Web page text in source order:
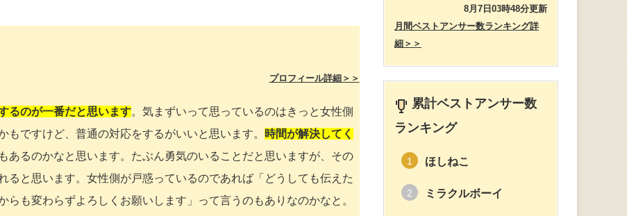
プロフィール詳細＞＞
るのが一番だと思います。気まずいって思っているのはきっと女性側
ですけど、普通の対応をするがいいと思います。
時間が解決してく
あるのかなと思います。たぶん勇気のいることだと思いますが、その
ると思います。女性側が戸惑っているのであれば「どうしても伝えた
も変わらずよろしくお願いします」って言うのもありなのかなと。
8月7日03時48分更新
月間ベストアンサー数ランキング詳
細＞＞
累計ベストアンサー数
ランキング
1 ほしねこ
2 ミラクルボーイ